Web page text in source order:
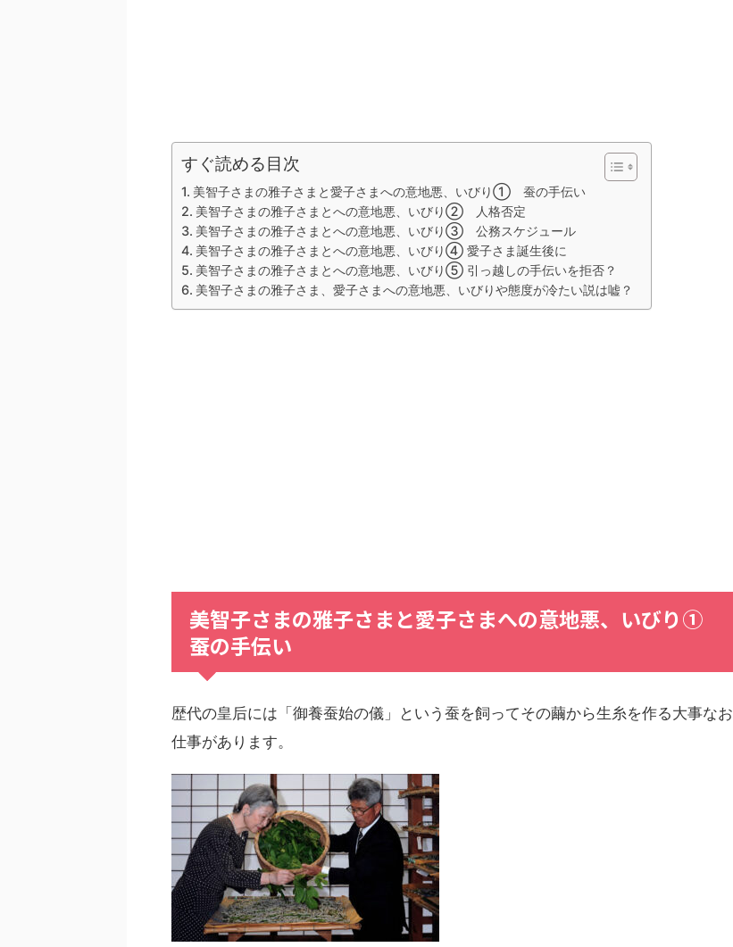
すぐ読める目次
美智子さまの雅子さまと愛子さまへの意地悪、いびり① 蚕の手伝い
美智子さまの雅子さまとへの意地悪、いびり② 人格否定
美智子さまの雅子さまとへの意地悪、いびり③ 公務スケジュール
美智子さまの雅子さまとへの意地悪、いびり④ 愛子さま誕生後に
美智子さまの雅子さまとへの意地悪、いびり⑤ 引っ越しの手伝いを拒否？
美智子さまの雅子さま、愛子さまへの意地悪、いびりや態度が冷たい説は嘘？
美智子さまの雅子さまと愛子さまへの意地悪、いびり①
蚕の手伝い
歴代の皇后には「御養蚕始の儀」という蚕を飼ってその繭から生糸を作る大事なお
仕事があります。